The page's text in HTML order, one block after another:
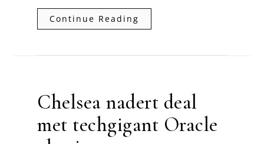
Continue Reading
Chelsea nadert deal
met techgigant Oracle